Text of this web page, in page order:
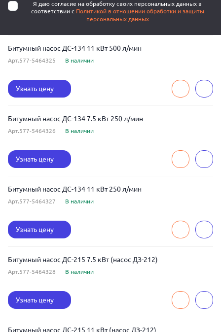
Я даю согласие на обработку своих персональных данных в
соответствии с Политикой в отношении обработки и защиты
персональных данных
Битумный насос ДС-134 11 кВт 500 л/мин
Арт.577-5464325 В наличии
Узнать цену
Битумный насос ДС-134 7.5 кВт 250 л/мин
Арт.577-5464326 В наличии
Узнать цену
Битумный насос ДС-134 11 кВт 250 л/мин
Арт.577-5464327 В наличии
Узнать цену
Битумный насос ДС-215 7.5 кВт (насос ДЗ-212)
Арт.577-5464328 В наличии
Узнать цену
Битумный насос ДС-215 11 кВт (насос ДЗ-212)